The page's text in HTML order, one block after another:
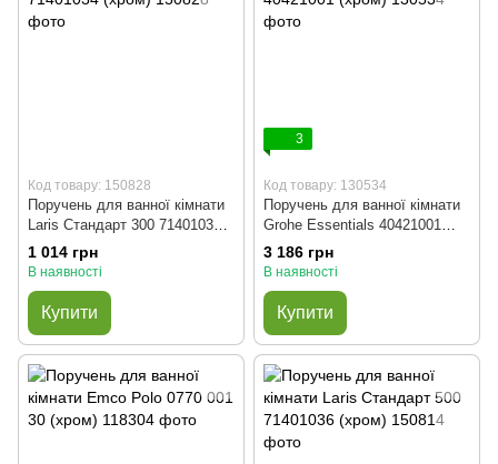
Код товару: 150828
Поручень для ванної кімнати
Laris Стандарт 300 71401034
(хром)
1 014 грн
В наявності
Купити
3
Код товару: 130534
Поручень для ванної кімнати
Grohe Essentials 40421001
(хром)
3 186 грн
В наявності
Купити